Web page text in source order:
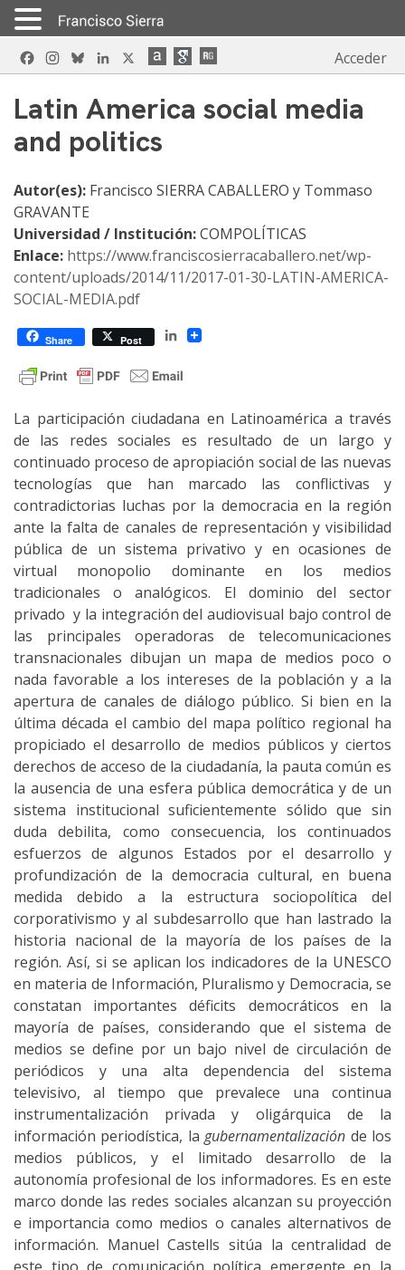
Skip
to
FacebookInstagram
BlueskyLinkedIn Acceder
Latin America social media
and politics
Autor(es): Francisco SIERRA CABALLERO y Tommaso
GRAVANTE
Universidad / Institución:COMPOLÍTICAS
Enlace: https://www.franciscosierracaballero.net/wp-
content/uploads/2014/11/2017-01-30-LATIN-AMERICA-
SOCIAL-MEDIA.pdf
Share Post LinkedIn
La participación ciudadana en Latinoamérica a través
de las redes sociales es resultado de un largo y
continuado proceso de apropiación social de las nuevas
tecnologías que han marcado las conflictivas y
contradictorias luchas por la democracia en la región
ante la falta de canales de representación y visibilidad
pública de un sistema privativo y en ocasiones de
virtual monopolio dominante en los medios
tradicionales o analógicos. El dominio del sector
privado y la integración del audiovisual bajo control de
las principales operadoras de telecomunicaciones
transnacionales dibujan un mapa de medios poco o
nada favorable a los intereses de la población y a la
apertura de canales de diálogo público. Si bien en la
última década el cambio del mapa político regional ha
propiciado el desarrollo de medios públicos y ciertos
derechos de acceso de la ciudadanía, la pauta común es
la ausencia de una esfera pública democrática y de un
sistema institucional suficientemente sólido que sin
duda debilita, como consecuencia, los continuados
esfuerzos de algunos Estados por el desarrollo y
profundización de la democracia cultural, en buena
medida debido a la estructura sociopolítica del
corporativismo y al subdesarrollo que han lastrado la
historia nacional de la mayoría de los países de la
región. Así, si se aplican los indicadores de la UNESCO
en materia de Información, Pluralismo y Democracia, se
constatan importantes déficits democráticos en la
mayoría de países, considerando que el sistema de
medios se define por un bajo nivel de circulación de
periódicos y una alta dependencia del sistema
televisivo, al tiempo que prevalece una continua
instrumentalización privada y oligárquica de la
información periodística, lagubernamentalización de los
medios públicos, y el limitado desarrollo de la
autonomía profesional de los informadores. Es en este
marco donde las redes sociales alcanzan su proyección
e importancia como medios o canales alternativos de
información. Manuel Castells sitúa la centralidad de